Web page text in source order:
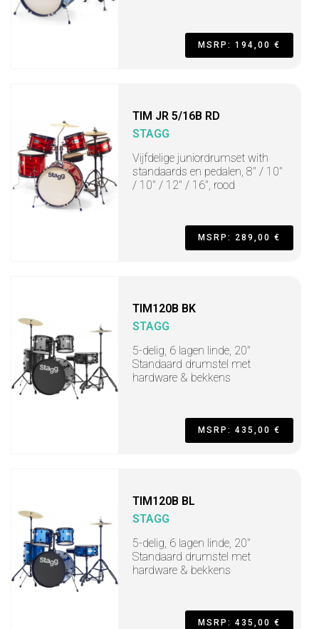
MSRP: 194,00 €
TIM JR 5/16B RD
STAGG
Vijfdelige juniordrumset with
standaards en pedalen, 8" / 10"
/ 10" / 12" / 16", rood
MSRP: 289,00 €
TIM120B BK
STAGG
5-delig, 6 lagen linde, 20"
Standaard drumstel met
hardware & bekkens
MSRP: 435,00 €
TIM120B BL
STAGG
5-delig, 6 lagen linde, 20"
Standaard drumstel met
hardware & bekkens
MSRP: 435,00 €